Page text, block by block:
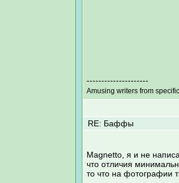
---------------------
Amusing writers from
RE: Баффы
Magnetto, я и не
что отличия
то что на фотографии